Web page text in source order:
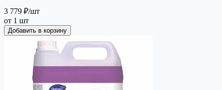
3 779 ₽/шт
от 1 шт
Добавить в корзину